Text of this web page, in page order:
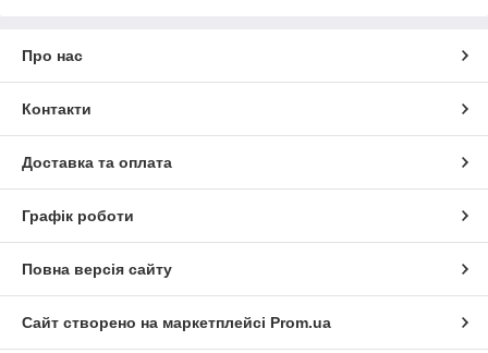
Про нас
Контакти
Доставка та оплата
Графік роботи
Повна версія сайту
Сайт створено на маркетплейсі Prom.ua